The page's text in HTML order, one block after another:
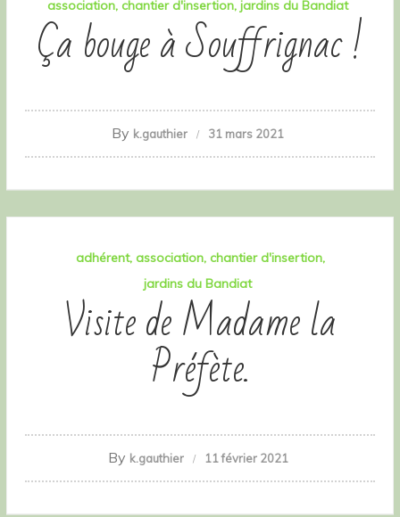
association chantier d'insertion jardins du Bandiat
Ça bouge à Souffrignac !
By k.gauthier 31 mars 2021
adhérent association chantier d'insertion
jardins du Bandiat
Visite de Madame la
Préfète.
By k.gauthier 11 février 2021